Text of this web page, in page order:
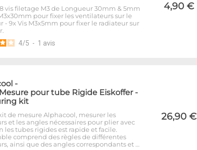
vis filetage M3 de Longueur 30mm & 5mm
pour fixer les ventilateurs sur le
- 9x Vis M3x5mm pour fixer le radiateur sur
4/5 - 1 avis
4,90 €
-
pour tube Rigide Eiskoffer -
kit
de mesure Alphacool, mesurer les
et les angles nécessaires pour plier avec
les tubes rigides est rapide et facile.
comprend des règles de différentes
ainsi que des angles correspondants et …
26,90 €